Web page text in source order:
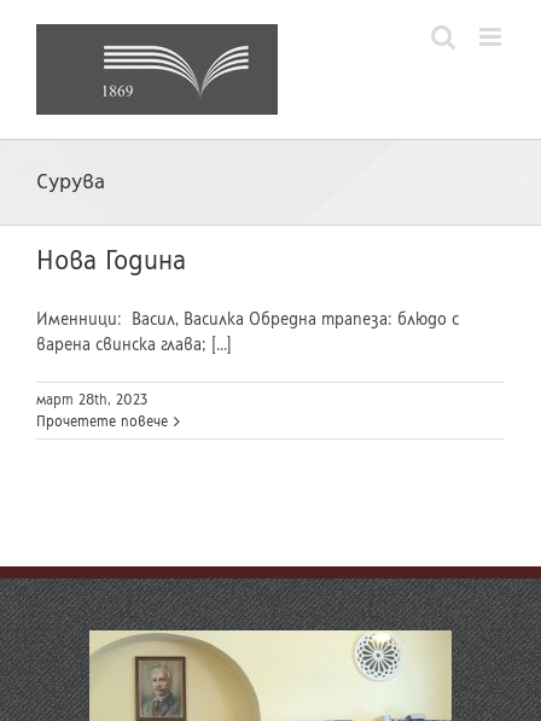
Сурува
Нова Година
Именници: Васил, Василка Обредна трапеза: блюдо с
варена свинска глава; [...]
март 28th, 2023
Прочетете повече